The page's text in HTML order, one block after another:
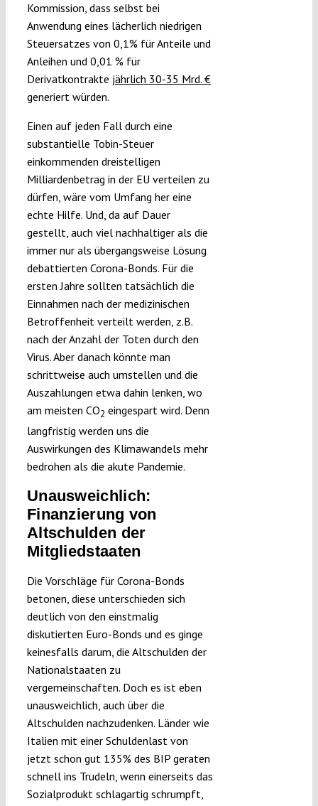
Kommission, dass selbst bei
Anwendung eines lächerlich niedrigen
Steuersatzes von 0,1% für Anteile und
Anleihen und 0,01 % für
Derivatkontrakte jährlich 30-35 Mrd. €
generiert würden.
Einen auf jeden Fall durch eine
substantielle Tobin-Steuer
einkommenden dreistelligen
Milliardenbetrag in der EU verteilen zu
dürfen, wäre vom Umfang her eine
echte Hilfe. Und, da auf Dauer
gestellt, auch viel nachhaltiger als die
immer nur als übergangsweise Lösung
debattierten Corona-Bonds. Für die
ersten Jahre sollten tatsächlich die
Einnahmen nach der medizinischen
Betroffenheit verteilt werden, z.B.
nach der Anzahl der Toten durch den
Virus. Aber danach könnte man
schrittweise auch umstellen und die
Auszahlungen etwa dahin lenken, wo
am meisten CO2 eingespart wird. Denn
langfristig werden uns die
Auswirkungen des Klimawandels mehr
bedrohen als die akute Pandemie.
Unausweichlich:
Finanzierung von
Altschulden der
Mitgliedstaaten
Die Vorschläge für Corona-Bonds
betonen, diese unterschieden sich
deutlich von den einstmalig
diskutierten Euro-Bonds und es ginge
keinesfalls darum, die Altschulden der
Nationalstaaten zu
vergemeinschaften. Doch es ist eben
unausweichlich, auch über die
Altschulden nachzudenken. Länder wie
Italien mit einer Schuldenlast von
jetzt schon gut 135% des BIP geraten
schnell ins Trudeln, wenn einerseits das
Sozialprodukt schlagartig schrumpft,